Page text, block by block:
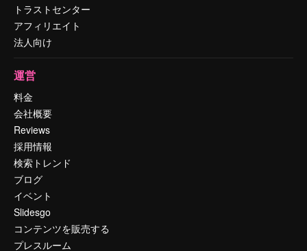
トラストセンター
アフィリエイト
法人向け
運営
料金
会社概要
Reviews
採用情報
検索トレンド
ブログ
イベント
Slidesgo
コンテンツを販売する
プレスルーム